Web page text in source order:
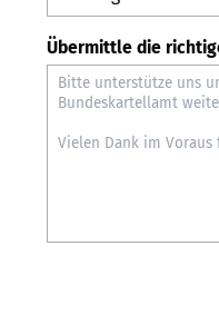
Übermittle die